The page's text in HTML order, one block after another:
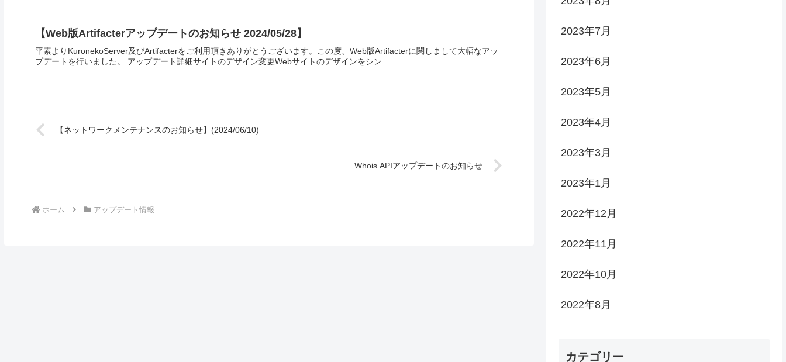
【Web版Artifacterアップデートのお知らせ 2024/05/28】
平素よりKuronekoServer及びArtifacterをご利用頂きありがとうございます。この度、Web版Artifacterに関しまして大幅なアッ
プデートを行いました。 アップデート詳細サイトのデザイン変更Webサイトのデザインをシン...
【ネットワークメンテナンスのお知らせ】(2024/06/10)
Whois APIアップデートのお知らせ
ホーム アップデート情報
2023年7月
2023年6月
2023年5月
2023年4月
2023年3月
2023年1月
2022年12月
2022年11月
2022年10月
2022年8月
カテゴリー